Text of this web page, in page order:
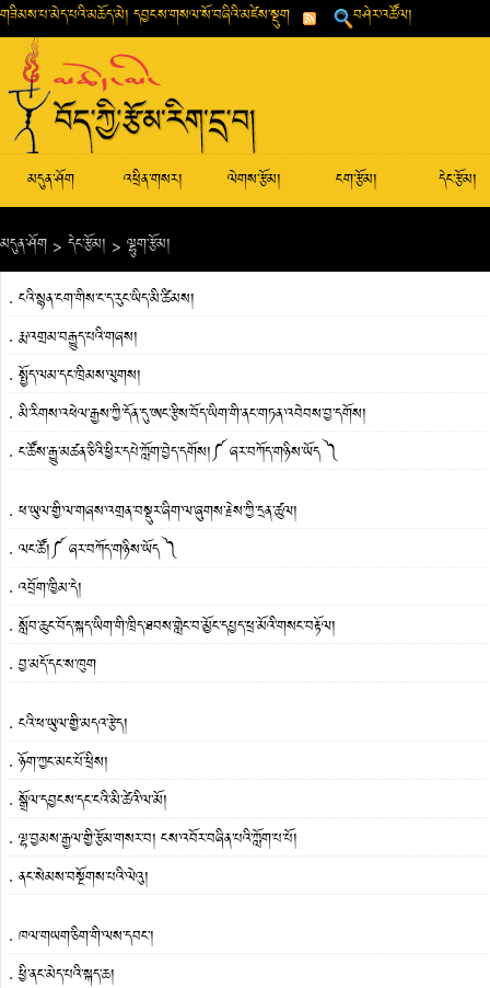
གཟིམས་པ་མེད་པའི་མཆོད་མེ། དབྱངས་གསལ་སོ་བཞིའི་མཛེས་སྡུག བཤེར་འཚོལ།
མདུན་ཤོག འཕྲིན་གསར། ལེགས་རྩོམ། ངག་རྩོམ། དེང་རྩོམ།
མདུན་ཤོག > དེང་རྩོམ། > ལྷུག་རྩོམ།
ངའི་སྙན་ངག་གིས་ང་ད་རུང་ཡིད་མི་ཚིམས།
རྨ་འགྲམ་བརྒྱུད་པའི་གཞས།
སྤྱོད་ལམ་དང་ཁྲིམས་ལུགས།
མི་རིགས་འཕེལ་རྒྱས་ཀྱི་དོན་དུ་ཨང་རྩིས་བོད་ཡིག་གི་ནང་གཏན་འབེབས་བྱ་དགོས།
ང་ཚོས་རྒྱུ་མཚན་ཅིའི་ཕྱིར་དཔེ་ཀློག་བྱེད་དགོས།༼ ཞར་བཀོད་གཉིས་ཡོད ༽
ཕ་ཡུལ་གྱི་ལ་གཞས་འགྲན་བསྡུར་ཞིག་ལ་ཞུགས་རྗེས་ཀྱི་དྲན་ཚུལ།
ལང་ཚོ།༼ ཞར་བཀོད་གཉིས་ཡོད ༽
འབྲོག་ཁྱིམ་དེ།
སློབ་ཆུང་བོད་སྐད་ཡིག་གི་ཁྲིད་ཐབས་གླེང་བ་མྱོང་དཔྱད་ཕྲ་མོའི་གསང་བརྟོལ།
བྱ་མདོ་དང་ས་ཁུག
ངའི་ཕ་ཡུལ་གྱི་མདའ་རྩེད།
ཉོག་ཀྱང་མང་པོ་ཕྲིས།
སྒྲོལ་དབྱངས་དང་ངའི་མི་ཚེའི་ལ་མོ།
ལྷ་བྱམས་རྒྱལ་གྱི་རྩོམ་གསར་བ། ངས་འབོར་བཞིན་པའི་ཀློག་པ་པོ།
ནང་སེམས་བསྔོགས་པའི་ལེའུ།
ཁལ་གཡག་ཅིག་གི་ལས་དབང་།
ཕྱི་ནང་མེད་པའི་སྐད་ཆ།